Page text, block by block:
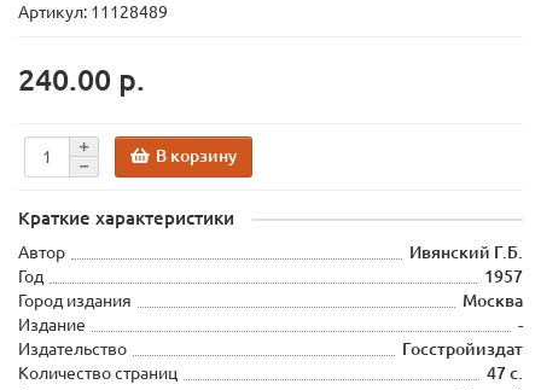
Артикул: 11128489
240.00 р.
В корзину
Краткие характеристики
Автор
Ивянский Г.Б.
Год
1957
Город издания
Москва
Издание
-
Издательство
Госстройиздат
Количество страниц
47 с.